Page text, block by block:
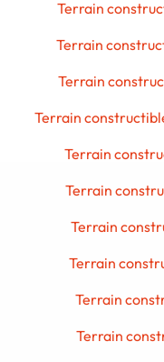
Terrain
Terrain
Terrain
Terrain
Terrain
Terrain
Terrain
Terrain
Terrain
Terrain